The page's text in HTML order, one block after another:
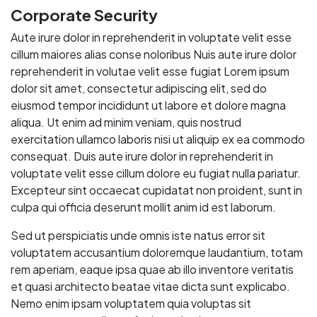
Corporate Security
Aute irure dolor in reprehenderit in voluptate velit esse
cillum maiores alias conse noloribus Nuis aute irure dolor
reprehenderit in volutae velit esse fugiat Lorem ipsum
dolor sit amet, consectetur adipiscing elit, sed do
eiusmod tempor incididunt ut labore et dolore magna
aliqua. Ut enim ad minim veniam, quis nostrud
exercitation ullamco laboris nisi ut aliquip ex ea commodo
consequat. Duis aute irure dolor in reprehenderit in
voluptate velit esse cillum dolore eu fugiat nulla pariatur.
Excepteur sint occaecat cupidatat non proident, sunt in
culpa qui officia deserunt mollit anim id est laborum.
Sed ut perspiciatis unde omnis iste natus error sit
voluptatem accusantium doloremque laudantium, totam
rem aperiam, eaque ipsa quae ab illo inventore veritatis
et quasi architecto beatae vitae dicta sunt explicabo.
Nemo enim ipsam voluptatem quia voluptas sit